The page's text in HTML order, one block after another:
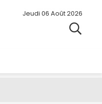
Jeudi 06 Août 2026